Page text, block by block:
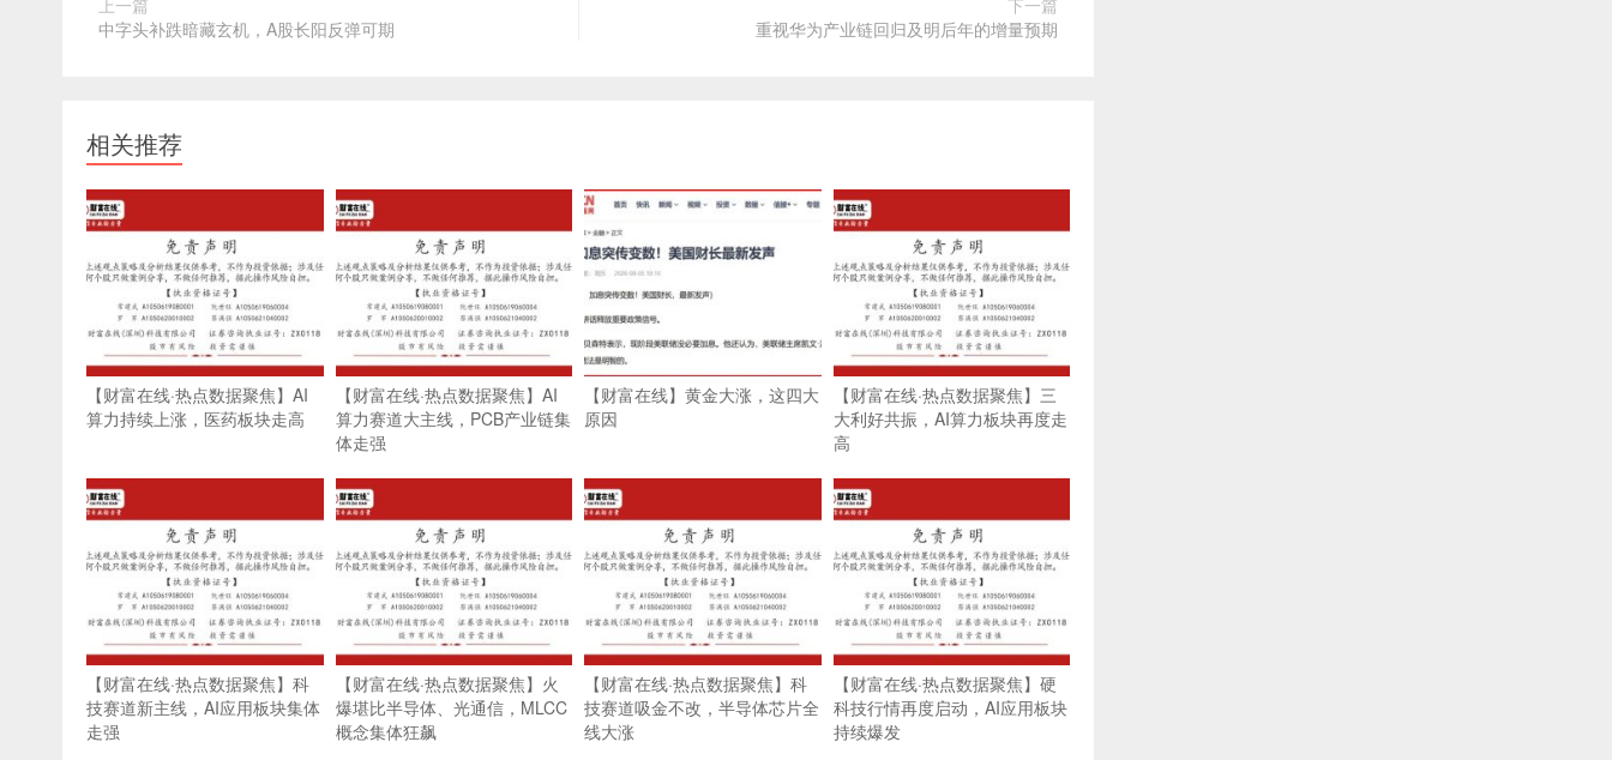
上一篇
中字头补跌暗藏玄机，A股长阳反弹可期
下一篇
重视华为产业链回归及明后年的增量预期
相关推荐
【财富在线·热点数据聚焦】AI
算力持续上涨，医药板块走高
【财富在线·热点数据聚焦】AI
算力赛道大主线，PCB产业链集
体走强
【财富在线】黄金大涨，这四大
原因
【财富在线·热点数据聚焦】三
大利好共振，AI算力板块再度走
高
【财富在线·热点数据聚焦】科
技赛道新主线，AI应用板块集体
走强
【财富在线·热点数据聚焦】火
爆堪比半导体、光通信，MLCC
概念集体狂飙
【财富在线·热点数据聚焦】科
技赛道吸金不改，半导体芯片全
线大涨
【财富在线·热点数据聚焦】硬
科技行情再度启动，AI应用板块
持续爆发